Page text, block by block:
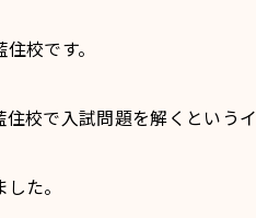
校です。
住校で入試問題を解くという
た。